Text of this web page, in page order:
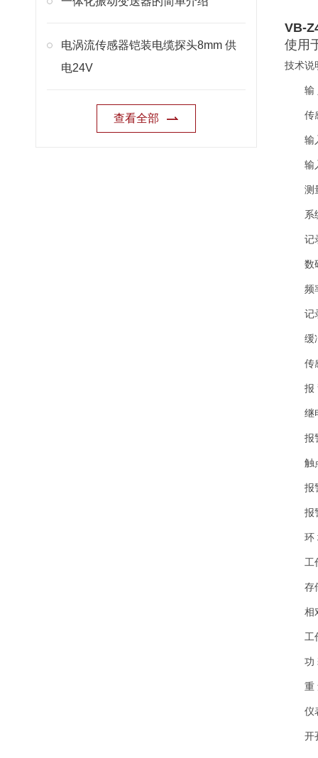
电涡流传感器铠装电缆探头8mm 供
电24V
查看全部
VB-
使用
技术说
输
传感
输入
输入
测量
系统
记录
数码
频率
记录
缓冲
传感
报
继电
报警
触点
报警
报警
环
工作
存储
相对
工作
功
重
仪表
开孔